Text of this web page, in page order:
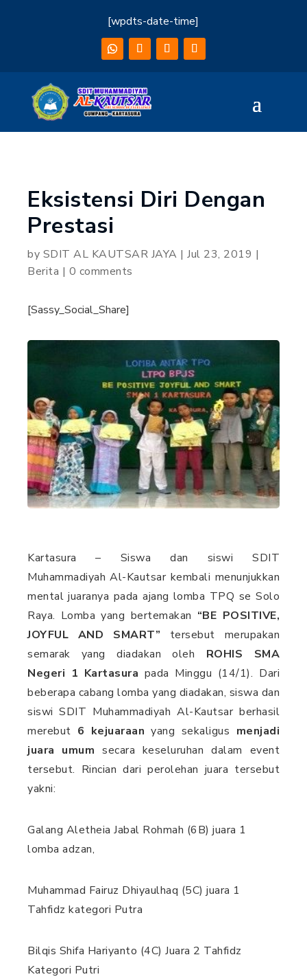
[wpdts-date-time]
Eksistensi Diri Dengan
Prestasi
by SDIT AL KAUTSAR JAYA | Jul 23, 2019 |
Berita | 0 comments
[Sassy_Social_Share]
Kartasura – Siswa dan siswi SDIT
Muhammadiyah Al-Kautsar kembali menunjukkan
mental juaranya pada ajang lomba TPQ se Solo
Raya. Lomba yang bertemakan “BE POSITIVE,
JOYFUL AND SMART” tersebut merupakan
semarak yang diadakan oleh ROHIS SMA
Negeri 1 Kartasura pada Minggu (14/1). Dari
beberapa cabang lomba yang diadakan, siswa dan
siswi SDIT Muhammadiyah Al-Kautsar berhasil
merebut 6 kejuaraan yang sekaligus menjadi
juara umum secara keseluruhan dalam event
tersebut. Rincian dari perolehan juara tersebut
yakni:
Galang Aletheia Jabal Rohmah (6B) juara 1
lomba adzan,
Muhammad Fairuz Dhiyaulhaq (5C) juara 1
Tahfidz kategori Putra
Bilqis Shifa Hariyanto (4C) Juara 2 Tahfidz
Kategori Putri